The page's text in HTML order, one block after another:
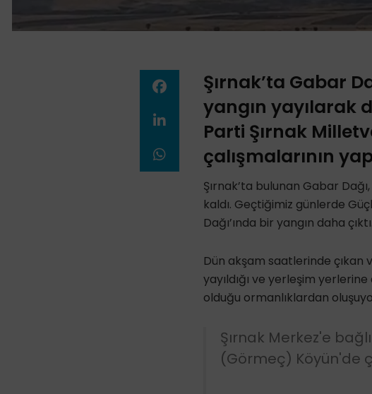
Şırnak’ta Gabar
yangın yayılarak
Parti Şırnak
çalışmalarının
Şırnak’ta bulunan Gabar
kaldı. Geçtiğimiz günlerde
Dağı’ında bir yangın daha
Dün akşam saatlerinde çıkan
yayıldığı ve yerleşim
olduğu ormanlıklardan
Şırnak Merkez'e
(Görmeç) Köyün'de